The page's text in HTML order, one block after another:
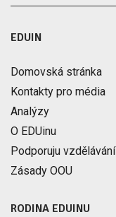
EDUIN
Domovská stránka
Kontakty pro média
Analýzy
O EDUinu
Podporuju vzdělávání
Zásady OOU
RODINA EDUINU